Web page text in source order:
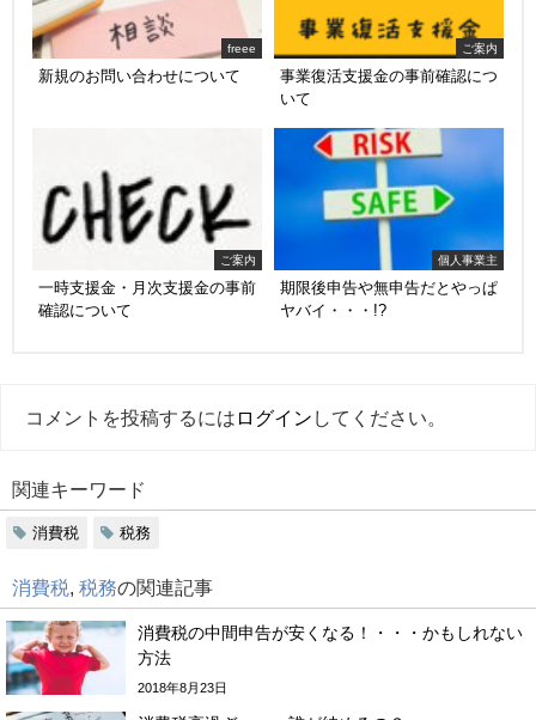
freee
新規のお問い合わせについて
ご案内
事業復活支援金の事前確認につ
いて
ご案内
一時支援金・月次支援金の事前
確認について
個人事業主
期限後申告や無申告だとやっぱ
ヤバイ・・・!?
コメントを投稿するには ログイン してください。
関連キーワード
消費税 税務
消費税 税務の関連記事
消費税の中間申告が安くなる！・・・かもしれない
方法
2018年8月23日